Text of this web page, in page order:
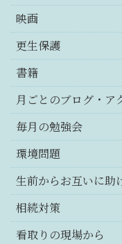
映画
更生保護
書籍
月ごとのブログ・ア
毎月の勉強会
環境問題
生前からお互いに助
相続対策
看取りの現場から